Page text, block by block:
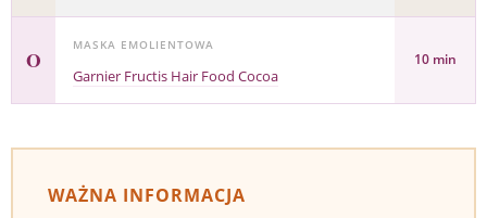
O
MASKA EMOLIENTOWA
Garnier Fructis Hair Food Cocoa
10 min
WAŻNA INFORMACJA